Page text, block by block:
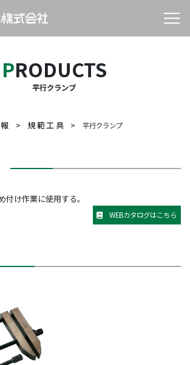
PRODUCTS
平行クランプ
規範工具 平行クランプ
付け作業に使用する。
WEBカタログはこちら